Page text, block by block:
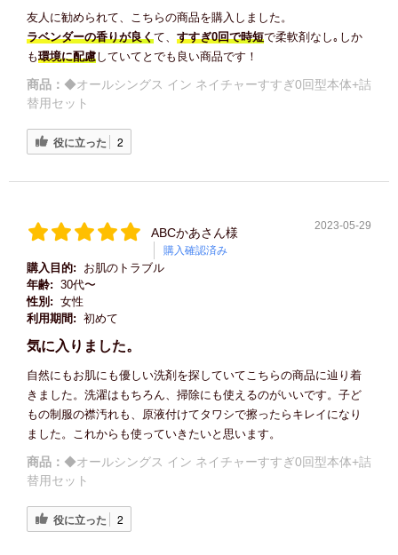
友人に勧められて、こちらの商品を購入しました。
ラベンダーの香りが良くて、 すすぎ0回で時短で柔軟剤なし｡しか
も環境に配慮していてとでも良い商品です！
商品： ◆オールシングス イン ネイチャーすすぎ0回型本体+詰
替用セット
役に立った 2
ABCかあさん様
購入確認済み
2023-05-29
購入目的:
お肌のトラブル
年齢: 30代〜
性別: 女性
利用期間: 初めて
気に入りました。
自然にもお肌にも優しい洗剤を探していてこちらの商品に辿り着
きました。洗濯はもちろん、掃除にも使えるのがいいです。子ど
もの制服の襟汚れも、原液付けてタワシで擦ったらキレイになり
ました。これからも使っていきたいと思います。
商品： ◆オールシングス イン ネイチャーすすぎ0回型本体+詰
替用セット
役に立った 2